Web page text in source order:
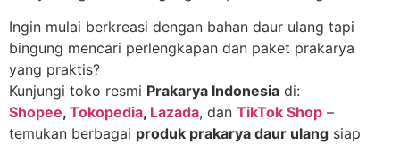
Ingin mulai berkreasi dengan bahan daur ulang tapi
bingung mencari perlengkapan dan paket prakarya
yang praktis?
Kunjungi toko resmi Prakarya Indonesia di:
Shopee, Tokopedia, Lazada, dan TikTok Shop –
temukan berbagai produk prakarya daur ulang siap